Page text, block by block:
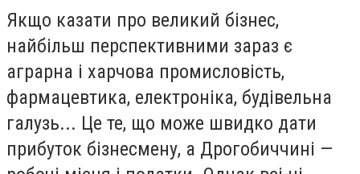
Якщо казати про великий бізнес,
найбільш перспективними зараз є
аграрна і харчова промисловість,
фармацевтика, електроніка, будівельна
галузь... Це те, що може швидко дати
прибуток бізнесмену, а Дрогобиччині —